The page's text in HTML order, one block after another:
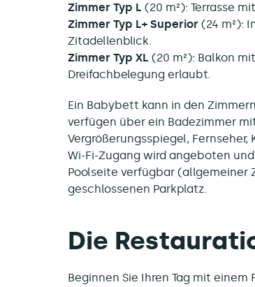
Zimmer Typ L (20 m²): Terrasse
Zimmer Typ L+ Superior (24 m²):
Zitadellenblick.
Zimmer Typ XL (20 m²): Balkon
Dreifachbelegung erlaubt.
Ein Babybett kann in den
verfügen über ein Badezimmer
Vergrößerungsspiegel,
Wi-Fi-Zugang wird angeboten
Poolseite verfügbar (allgemeiner
geschlossenen Parkplatz.
Die
Beginnen Sie Ihren Tag mit einem